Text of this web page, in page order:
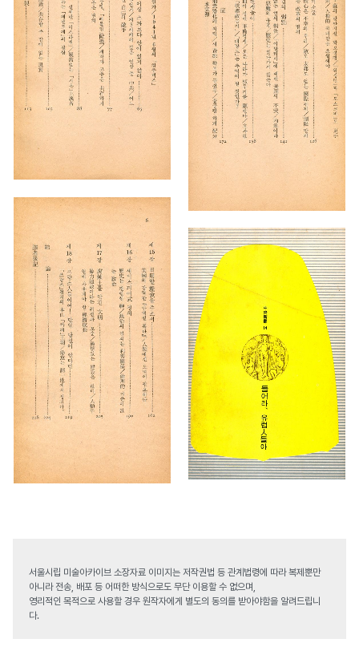
서울시립 미술아카이브 소장자료 이미지는 저작권법 등 관계법령에 따라 복제뿐만
아니라 전송, 배포 등 어떠한 방식으로도 무단 이용할 수 없으며,
영리적인 목적으로 사용할 경우 원작자에게 별도의 동의를 받아야함을 알려드립니
다.